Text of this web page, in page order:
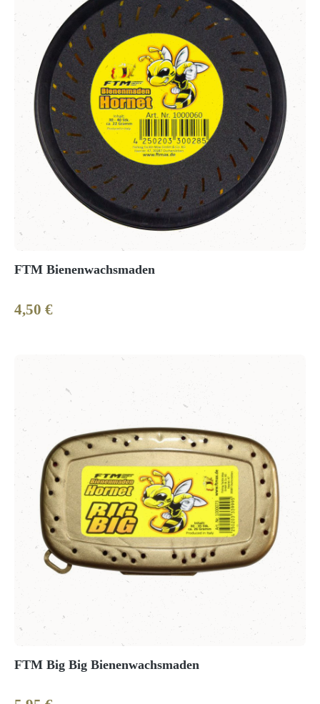
FTM Bienenwachsmaden
Regulärer Preis:
4,50 €
FTM Big Big Bienenwachsmaden